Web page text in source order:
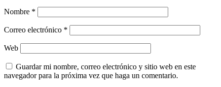
Nombre *
Correo electrónico *
Web
Guardar mi nombre, correo electrónico y sitio web en este
navegador para la próxima vez que haga un comentario.